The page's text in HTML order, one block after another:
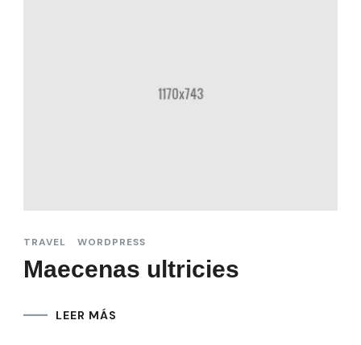
TRAVEL WORDPRESS
Maecenas ultricies
LEER MÁS